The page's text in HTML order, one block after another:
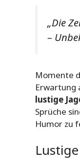
„Die
–
Momente
Erwartung
lustige
Sprüche
Humor zu